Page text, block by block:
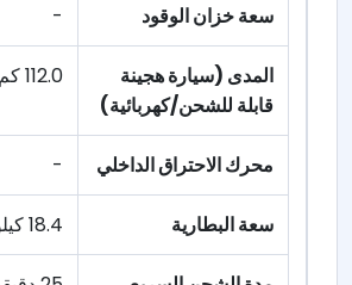
سعة خزان الوقود -
المدى (سيارة هجينة
قابلة للشحن/كهربائية)
112.0 كم
محرك الاحتراق الداخلي -
سعة البطارية 18.4 كيلوواط/ساعة